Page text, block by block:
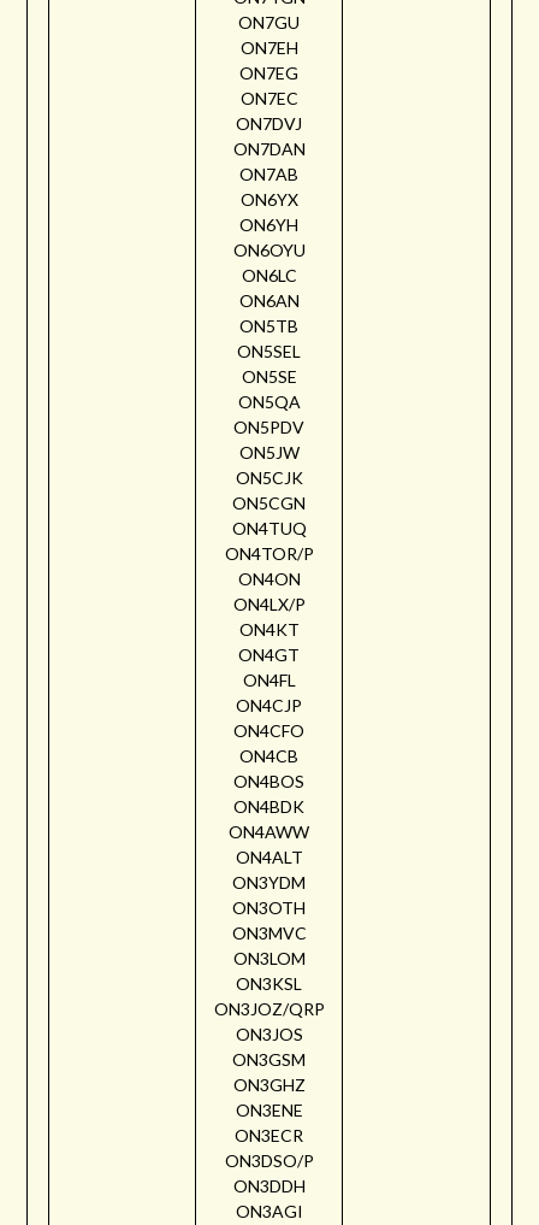
ON7GU
ON7EH
ON7EG
ON7EC
ON7DVJ
ON7DAN
ON7AB
ON6YX
ON6YH
ON6OYU
ON6LC
ON6AN
ON5TB
ON5SEL
ON5SE
ON5QA
ON5PDV
ON5JW
ON5CJK
ON5CGN
ON4TUQ
ON4TOR/P
ON4ON
ON4LX/P
ON4KT
ON4GT
ON4FL
ON4CJP
ON4CFO
ON4CB
ON4BOS
ON4BDK
ON4AWW
ON4ALT
ON3YDM
ON3OTH
ON3MVC
ON3LOM
ON3KSL
ON3JOZ/QRP
ON3JOS
ON3GSM
ON3GHZ
ON3ENE
ON3ECR
ON3DSO/P
ON3DDH
ON3AGI